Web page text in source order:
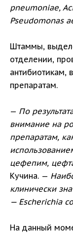
pneumoniae,
Pseudomonas
Штаммы,
отделении,
антибиотикам,
препаратам.
— По
внимание на
препаратам,
цефепим,
Кучина. —
клинически
— Escherichia
На данный